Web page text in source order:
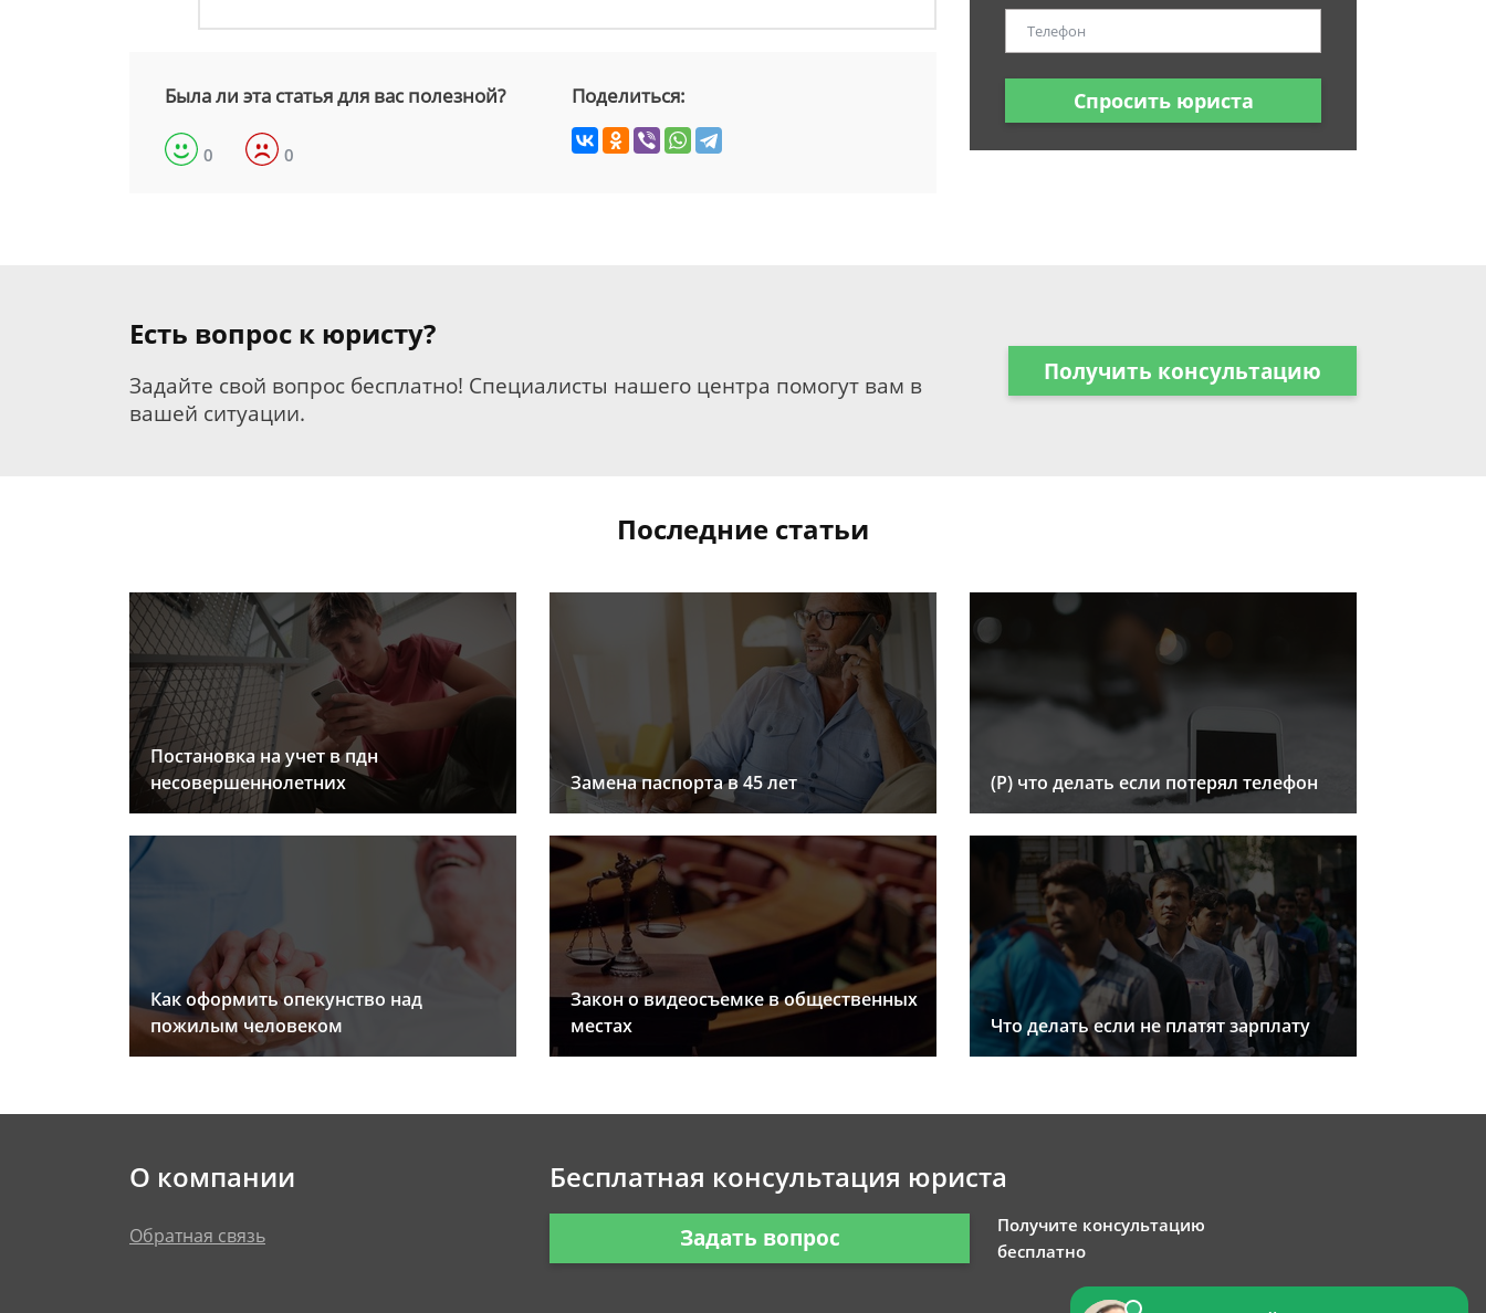
Была ли эта статья для вас полезной?
0 0
Поделиться: Спросить юриста
Есть вопрос к юристу?
Задайте свой вопрос бесплатно! Специалисты нашего центра помогут вам в
вашей ситуации.
Получить консультацию
Последние статьи
Постановка на учет в пдн
несовершеннолетних
Замена паспорта в 45 лет (Р) что делать если потерял телефон
Как оформить опекунство над
пожилым человеком
Закон о видеосъемке в общественных
местах
Что делать если не платят зарплату
О компании
Обратная связь
Бесплатная консультация юриста
Задать вопрос
Получите консультацию
бесплатно